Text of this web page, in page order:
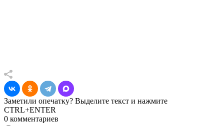
Заметили опечатку? Выделите текст и нажмите
CTRL+ENTER
0 комментариев